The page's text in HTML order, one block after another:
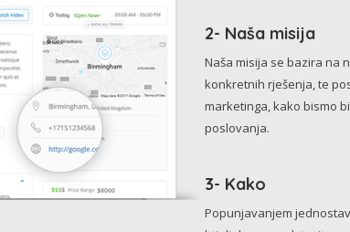
2- Naša misija
Naša misija se bazira na
konkretnih rješenja, te
marketinga, kako bismo
poslovanja.
3- Kako
Popunjavanjem